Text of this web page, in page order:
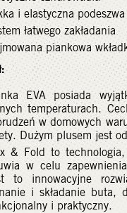
i elastyczna podeszwa
łatwego zakładania
piankowa
EVA posiada
temperaturach.
w domowych
Dużym plusem jest
& Fold to
w celu
to innowacyjne
i składanie buta,
i praktyczny.